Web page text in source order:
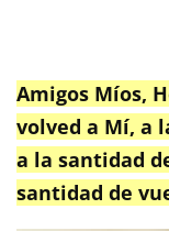
Amigos Míos,
volved a Mí, a
a la santidad
santidad de